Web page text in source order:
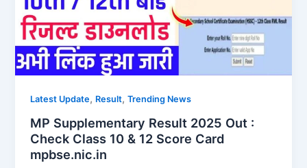
Latest Update, Result,Trending News
MP Supplementary Result 2025 Out :
Check Class 10 & 12 Score Card
mpbse.nic.in